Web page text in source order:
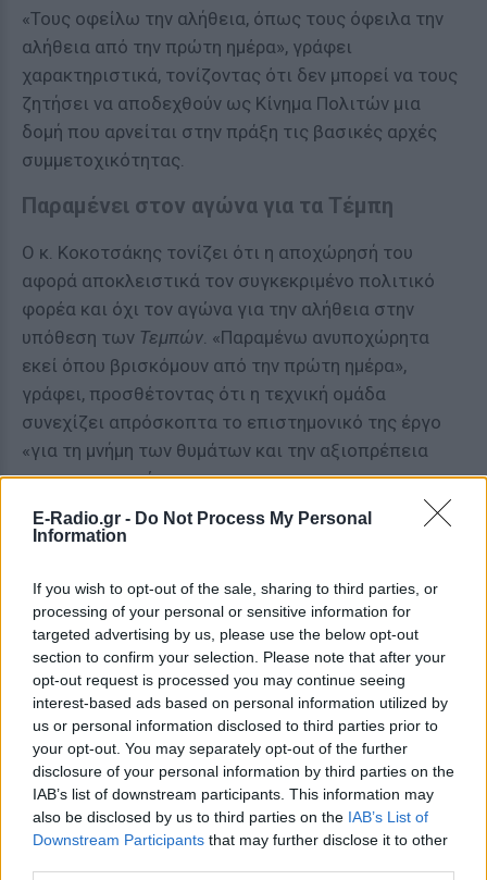
E-Radio.gr - Do Not Process My Personal
Information
If you wish to opt-out of the sale, sharing to third parties, or
processing of your personal or sensitive information for
targeted advertising by us, please use the below opt-out
section to confirm your selection. Please note that after your
opt-out request is processed you may continue seeing
interest-based ads based on personal information utilized by
us or personal information disclosed to third parties prior to
your opt-out. You may separately opt-out of the further
disclosure of your personal information by third parties on the
IAB’s list of downstream participants. This information may
also be disclosed by us to third parties on the IAB’s List of
Downstream Participants that may further disclose it to other
«Τους οφείλω την αλήθεια, όπως τους όφειλα την
αλήθεια από την πρώτη ημέρα», γράφει
χαρακτηριστικά, τονίζοντας ότι δεν μπορεί να τους
ζητήσει να αποδεχθούν ως Κίνημα Πολιτών μια
δομή που αρνείται στην πράξη τις βασικές αρχές
συμμετοχικότητας.
Παραμένει στον αγώνα για τα Τέμπη
Ο κ. Κοκοτσάκης τονίζει ότι η αποχώρησή του
αφορά αποκλειστικά τον συγκεκριμένο πολιτικό
φορέα και όχι τον αγώνα για την αλήθεια στην
υπόθεση των Τεμπών. «Παραμένω ανυποχώρητα
εκεί όπου βρισκόμουν από την πρώτη ημέρα»,
γράφει, προσθέτοντας ότι η τεχνική ομάδα
συνεχίζει απρόσκοπτα το επιστημονικό της έργο
«για τη μνήμη των θυμάτων και την αξιοπρέπεια
των οικογενειών τους».
Κλείνει την επιστολή του με τη δήλωση: « Αποχωρώ
εκφράζει, όπως πλέον δεν εκφράζει την
πλειοψηφία όλων όσων πιστέψαμε σε αυτήν
ΔΙΑΒΑΣΤΕ ΑΚΟΜΗ
Ποια είναι τα 6 πρόσωπα του
στενού επιτελείου του
κόμματος Καρυστιανού
ΠΟΛΙΤΙΚΉ ΠΡΙΝ 10 ΕΒΔΟΜΆΔΕΣ
Μαρία Καρυστιανού: «Η κόρη